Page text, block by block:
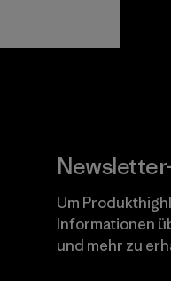
Um
Informationen
und mehr zu